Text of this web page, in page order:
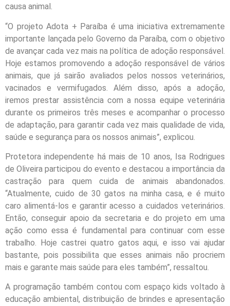
causa animal.
“O projeto Adota + Paraíba é uma iniciativa extremamente
importante lançada pelo Governo da Paraíba, com o objetivo
de avançar cada vez mais na política de adoção responsável.
Hoje estamos promovendo a adoção responsável de vários
animais, que já sairão avaliados pelos nossos veterinários,
vacinados e vermifugados. Além disso, após a adoção,
iremos prestar assistência com a nossa equipe veterinária
durante os primeiros três meses e acompanhar o processo
de adaptação, para garantir cada vez mais qualidade de vida,
saúde e segurança para os nossos animais”, explicou.
Protetora independente há mais de 10 anos, Isa Rodrigues
de Oliveira participou do evento e destacou a importância da
castração para quem cuida de animais abandonados.
“Atualmente, cuido de 30 gatos na minha casa, e é muito
caro alimentá-los e garantir acesso a cuidados veterinários.
Então, conseguir apoio da secretaria e do projeto em uma
ação como essa é fundamental para continuar com esse
trabalho. Hoje castrei quatro gatos aqui, e isso vai ajudar
bastante, pois possibilita que esses animais não procriem
mais e garante mais saúde para eles também”, ressaltou.
A programação também contou com espaço kids voltado à
educação ambiental, distribuição de brindes e apresentação